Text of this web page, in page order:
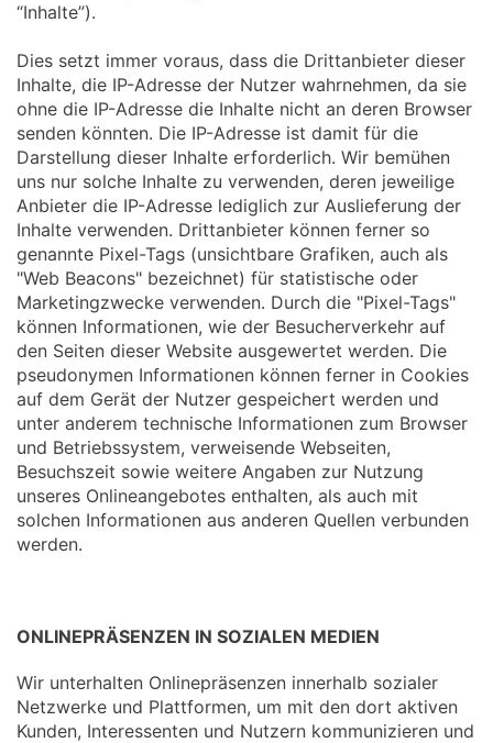
“Inhalte”).
Dies setzt immer voraus, dass die Drittanbieter dieser
Inhalte, die IP-Adresse der Nutzer wahrnehmen, da sie
ohne die IP-Adresse die Inhalte nicht an deren Browser
senden könnten. Die IP-Adresse ist damit für die
Darstellung dieser Inhalte erforderlich. Wir bemühen
uns nur solche Inhalte zu verwenden, deren jeweilige
Anbieter die IP-Adresse lediglich zur Auslieferung der
Inhalte verwenden. Drittanbieter können ferner so
genannte Pixel-Tags (unsichtbare Grafiken, auch als
"Web Beacons" bezeichnet) für statistische oder
Marketingzwecke verwenden. Durch die "Pixel-Tags"
können Informationen, wie der Besucherverkehr auf
den Seiten dieser Website ausgewertet werden. Die
pseudonymen Informationen können ferner in Cookies
auf dem Gerät der Nutzer gespeichert werden und
unter anderem technische Informationen zum Browser
und Betriebssystem, verweisende Webseiten,
Besuchszeit sowie weitere Angaben zur Nutzung
unseres Onlineangebotes enthalten, als auch mit
solchen Informationen aus anderen Quellen verbunden
werden.
ONLINEPRÄSENZEN IN SOZIALEN MEDIEN
Wir unterhalten Onlinepräsenzen innerhalb sozialer
Netzwerke und Plattformen, um mit den dort aktiven
Kunden, Interessenten und Nutzern kommunizieren und